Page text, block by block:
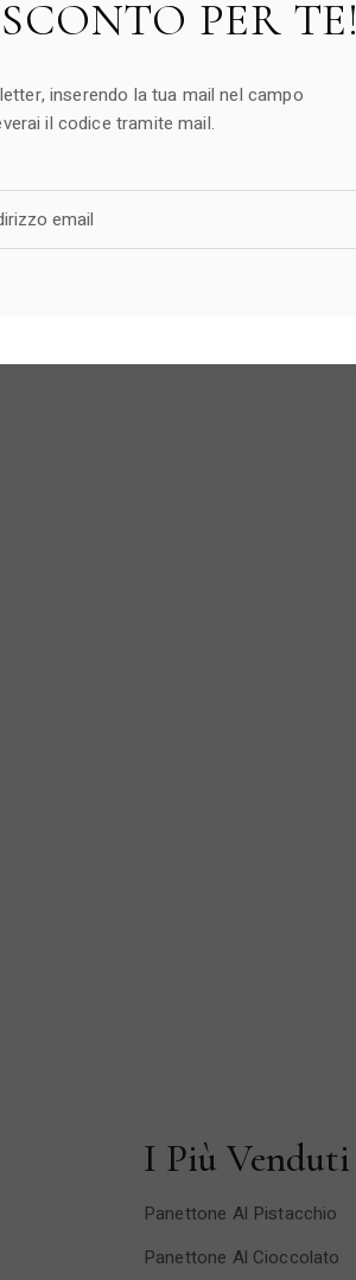
cucina tradizionale, che riflette
con ingredienti e materie prime
Oltre alla celebre pasticceria
I Più Venduti
Panettone Al Pistacchio
Panettone Al Cioccolato
PER TE!
inserendo la tua mail nel campo
il codice tramite mail.